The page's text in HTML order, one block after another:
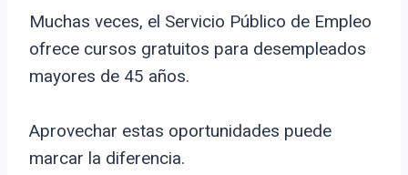
Muchas veces, el Servicio Público de Empleo
ofrece cursos gratuitos para desempleados
mayores de 45 años.
Aprovechar estas oportunidades puede
marcar la diferencia.